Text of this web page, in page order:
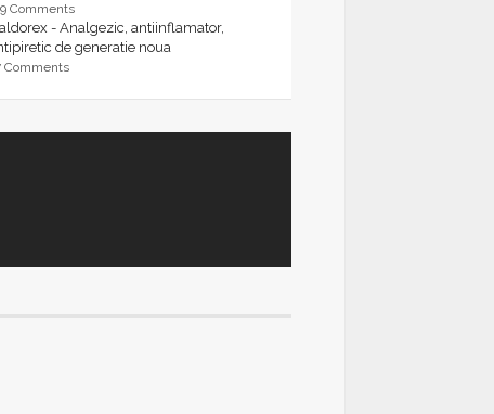
Comments
- Analgezic, antiinflamator,
de generatie noua
Comments